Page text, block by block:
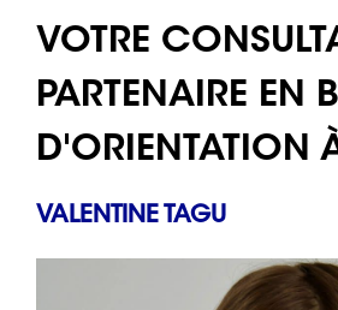
VOTRE
PARTENAIRE EN
D'ORIENTATION
VALENTINE TAGU